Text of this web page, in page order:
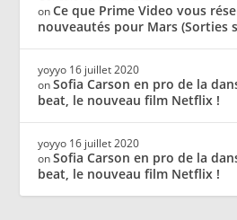
onCe que Prime Video vous
nouveautés pour Mars (Sorties
yoyyo 16 juillet 2020
onSofia Carson en pro de la
beat, le nouveau film Netflix !
yoyyo 16 juillet 2020
onSofia Carson en pro de la
beat, le nouveau film Netflix !